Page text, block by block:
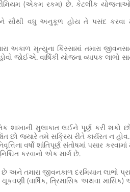
(એકમ રકમ) છે. કેટલીક યોજનાઓ
સૌથી વધુ અનુકૂળ હોય તે પસંદ
અકાળ મૃત્યુના કિસ્સામાં તમારા
જોઈએ. વાર્ષિકી યોજના વ્યાપક
શાખાની મુલાકાત લઈને પૂર્ણ કરી
છો જ્યારે તમે સક્રિય રીતે કાર્યરત ન હોવ.
વર્ષો શાંતિપૂર્ણ સંતોષમાં પસાર
કરવાનો એક માર્ગ છે.
છે અને તમારા જીવનકાળ દરમિયાન લાભો
(વાર્ષિક, ત્રિમાસિક અથવા